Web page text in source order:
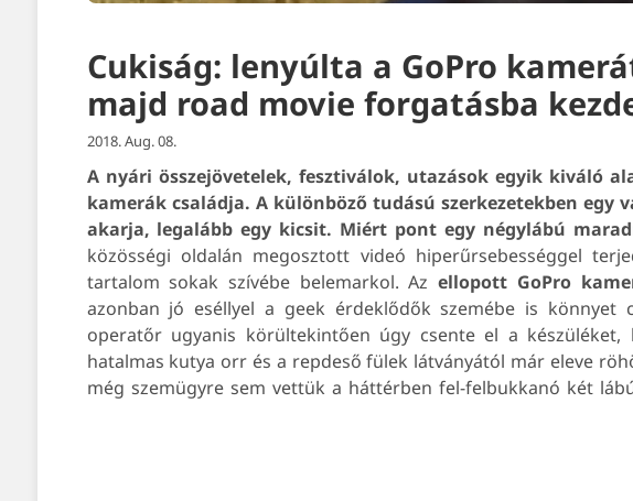
Cukiság: lenyúlta a GoPro
majd road movie forgatásba
2018. Aug. 08.
A nyári összejövetelek, fesztiválok, utazások egyik kiváló
kamerák családja. A különböző tudású szerkezetekben egy
akarja, legalább egy kicsit. Miért pont egy négylábú
közösségi oldalán megosztott videó hiperűrsebességgel
tartalom sokak szívébe belemarkol. Azellopott GoPro
azonban jó eséllyel a geek érdeklődők szemébe is könnyet
operatőr ugyanis körültekintően úgy csente el a
hatalmas kutya orr és a repdeső fülek látványától már eleve
még szemügyre sem vettük a háttérben fel-felbukkanó két